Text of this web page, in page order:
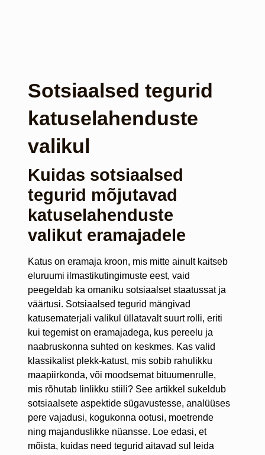
Sotsiaalsed tegurid
katuselahenduste
valikul
Kuidas sotsiaalsed
tegurid mõjutavad
katuselahenduste
valikut eramajadele
Katus on eramaja kroon, mis mitte ainult kaitseb
eluruumi ilmastikutingimuste eest, vaid
peegeldab ka omaniku sotsiaalset staatussat ja
väärtusi. Sotsiaalsed tegurid mängivad
katusematerjali valikul üllatavalt suurt rolli, eriti
kui tegemist on eramajadega, kus pereelu ja
naabruskonna suhted on keskmes. Kas valid
klassikalist plekk-katust, mis sobib rahulikku
maapiirkonda, või moodsemat bituumenrulle,
mis rõhutab linlikku stiili? See artikkel sukeldub
sotsiaalsete aspektide sügavustesse, analüüses
pere vajadusi, kogukonna ootusi, moetrende
ning majanduslikke nüansse. Loe edasi, et
mõista, kuidas need tegurid aitavad sul leida